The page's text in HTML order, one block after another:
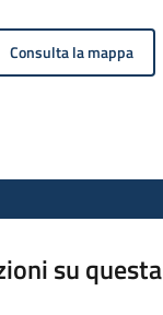
Consulta la mappa
su questa